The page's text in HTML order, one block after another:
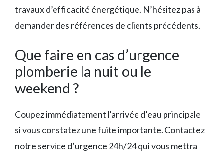
travaux d’efficacité énergétique. N’hésitez pas à
demander des références de clients précédents.
Que faire en cas d’urgence
plomberie la nuit ou le
weekend ?
Coupez immédiatement l’arrivée d’eau principale
si vous constatez une fuite importante. Contactez
notre service d’urgence 24h/24 qui vous mettra